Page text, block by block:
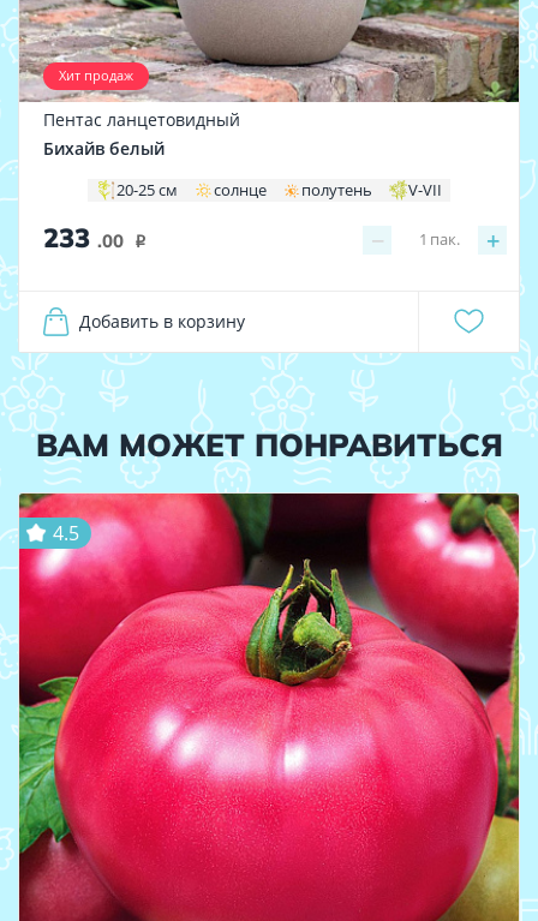
Хит продаж
Пентас ланцетовидный
Бихайв белый
20-25 см солнце полутень V-VII
233 .00 i − +
1 пак.
Добавить в корзину
ВАМ МОЖЕТ ПОНРАВИТЬСЯ
4.5